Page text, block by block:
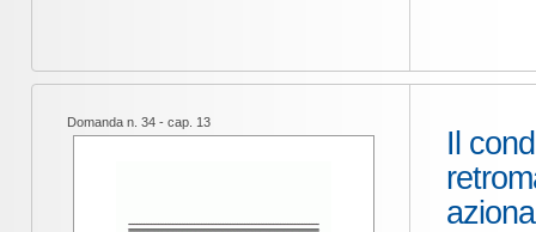
Domanda n. 34 - cap. 13
Il